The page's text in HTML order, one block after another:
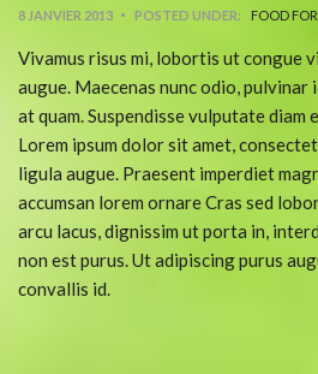
8 JANVIER 2013 POSTED UNDER: FOOD
Vivamus risus mi, lobortis ut congue
augue. Maecenas nunc odio,
at quam. Suspendisse vulputate diam
Lorem ipsum dolor sit amet,
ligula augue. Praesent imperdiet
accumsan lorem ornare Cras sed
arcu lacus, dignissim ut porta in,
non est purus. Ut adipiscing purus
convallis id.